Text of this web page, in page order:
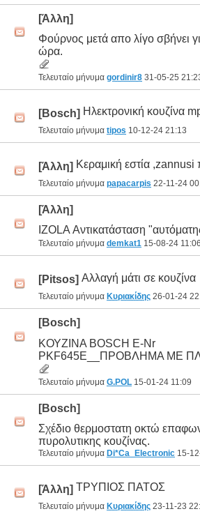
[Άλλη]
Φούρνος μετά απο λίγο σβήνει
ώρα.
Τελευταίο μήνυμα gordinir8 31-05-25
[Bosch] Ηλεκτρονική κουζίνα
Τελευταίο μήνυμα tipos 10-12-24 21:13
[Άλλη] Κεραμική εστία
Τελευταίο μήνυμα papacarpis 22-11-24
[Άλλη]
IZOLA Αντικατάσταση
Τελευταίο μήνυμα demkat1 15-08-24 11:06
[Pitsos] Αλλαγή μάτι σε κουζίνα
Τελευταίο μήνυμα Κυριακίδης 26-01-24
[Bosch]
ΚΟΥΖΙΝΑ BOSCH E-Nr
PKF645E__ΠΡΟΒΛΗΜΑ ΜΕ
Τελευταίο μήνυμα G.POL 15-01-24 11:09
[Bosch]
Σχέδιο θερμοστατη οκτώ
πυρολυτικης κουζίνας.
Τελευταίο μήνυμα Di*Ca_Electronic 15-
[Άλλη] ΤΡΥΠΙΟΣ ΠΑΤΟΣ
Τελευταίο μήνυμα Κυριακίδης 23-11-23